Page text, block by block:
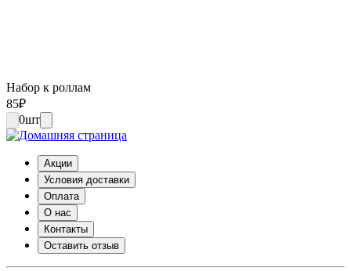
Набор к роллам
85₽
0шт
Акции
Условия доставки
Оплата
О нас
Контакты
Оставить отзыв